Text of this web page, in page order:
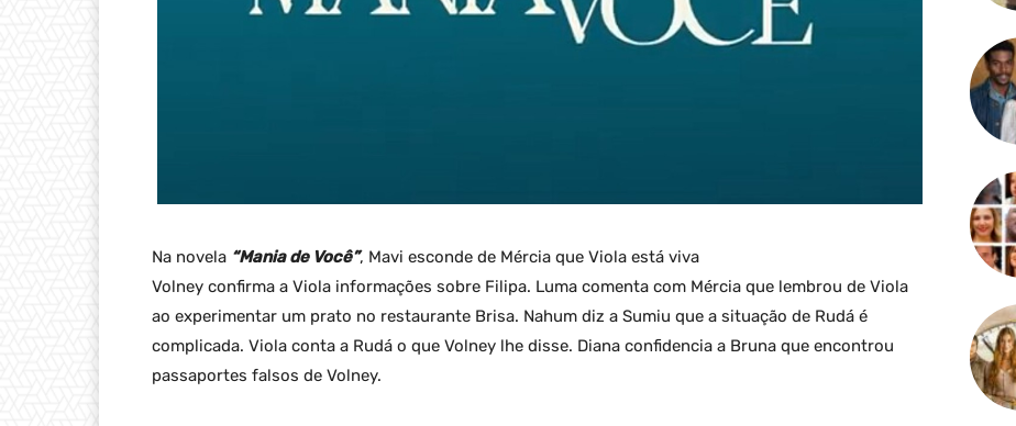
Na novela “Mania de Você”, Mavi esconde de Mércia que Viola está viva
Volney confirma a Viola informações sobre Filipa. Luma comenta com Mércia que lembrou de Viola
ao experimentar um prato no restaurante Brisa. Nahum diz a Sumiu que a situação de Rudá é
complicada. Viola conta a Rudá o que Volney lhe disse. Diana confidencia a Bruna que encontrou
passaportes falsos de Volney.